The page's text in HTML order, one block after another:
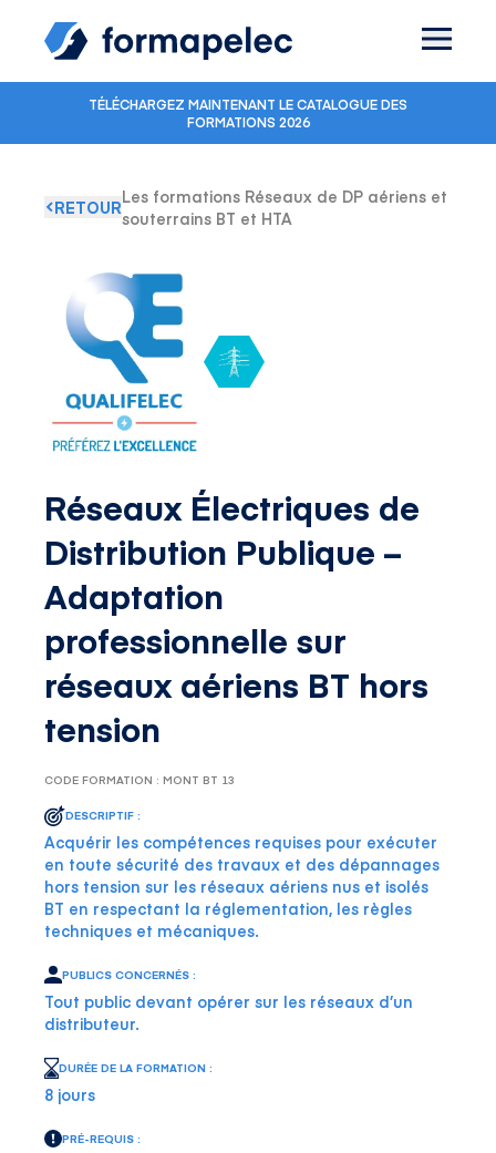
TÉLÉCHARGEZ MAINTENANT LE CATALOGUE DES
FORMATIONS 2026
RETOURLes formations Réseaux de DP aériens et
souterrains BT et HTA
Réseaux Électriques de
Distribution Publique –
Adaptation
professionnelle sur
réseaux aériens BT hors
tension
CODE FORMATION : MONT BT 13
DESCRIPTIF :
Acquérir les compétences requises pour exécuter
en toute sécurité des travaux et des dépannages
hors tension sur les réseaux aériens nus et isolés
BT en respectant la réglementation, les règles
techniques et mécaniques.
PUBLICS CONCERNÉS :
Tout public devant opérer sur les réseaux d’un
distributeur.
DURÉE DE LA FORMATION :
8 jours
PRÉ-REQUIS :